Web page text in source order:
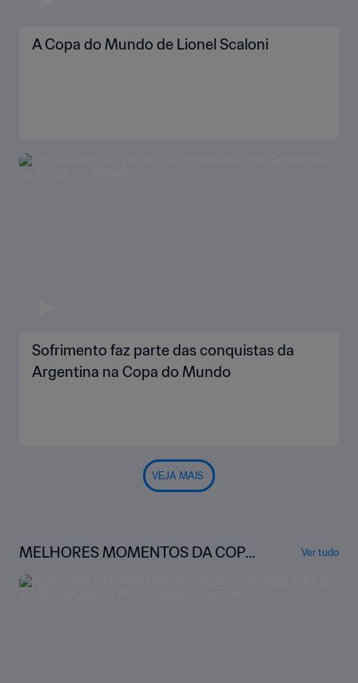
A Copa do Mundo de Lionel Scaloni
Sofrimento faz parte das conquistas da
Argentina na Copa do Mundo
VEJA MAIS
MELHORES MOMENTOS DA COPA
DO MUNDO
Ver tudo